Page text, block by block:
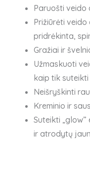
Paruošti veido
Prižiūrėti
pridrėkinta,
Gražiai ir
Užmaskuoti
kaip tik
Neišryškinti
Kreminio ir
Suteikti
ir atrodytų